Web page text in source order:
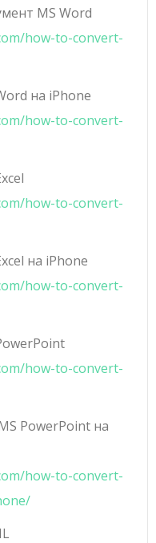
MS Word
how-to-convert-
на iPhone
how-to-convert-
how-to-convert-
на iPhone
how-to-convert-
how-to-convert-
PowerPoint на
how-to-convert-